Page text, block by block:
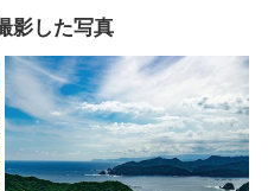
影した写真